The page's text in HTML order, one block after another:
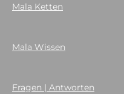
Mala Ketten
Mala Wissen
Fragen | Antworten